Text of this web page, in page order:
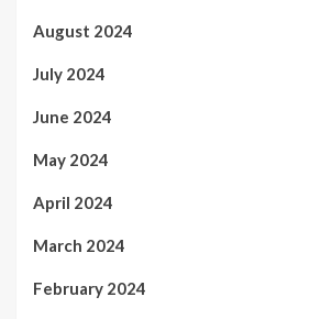
August 2024
July 2024
June 2024
May 2024
April 2024
March 2024
February 2024